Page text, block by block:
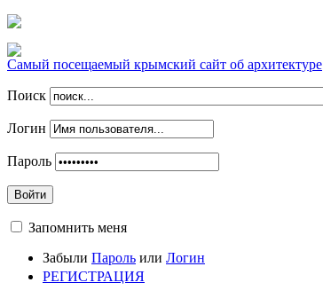
Самый посещаемый крымский сайт об архитектуре
Поиск
Логин
Пароль
Войти
Запомнить меня
Забыли Пароль или Логин
РЕГИСТРАЦИЯ